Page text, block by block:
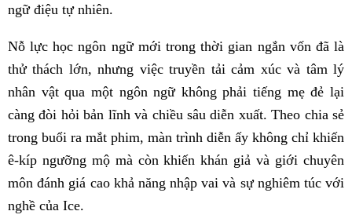
ngữ điệu tự nhiên.
Nỗ lực học ngôn ngữ mới trong thời gian ngắn vốn đã là
thử thách lớn, nhưng việc truyền tải cảm xúc và tâm lý
nhân vật qua một ngôn ngữ không phải tiếng mẹ đẻ lại
càng đòi hỏi bản lĩnh và chiều sâu diễn xuất. Theo chia sẻ
trong buổi ra mắt phim, màn trình diễn ấy không chỉ khiến
ê-kíp ngưỡng mộ mà còn khiến khán giả và giới chuyên
môn đánh giá cao khả năng nhập vai và sự nghiêm túc với
nghề của Ice.